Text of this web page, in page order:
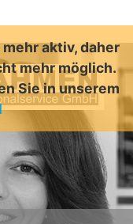
aktiv, daher
mehr möglich.
Sie in unserem